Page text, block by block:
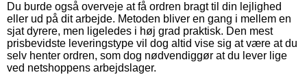
Du burde også overveje at få ordren bragt til din lejlighed
eller ud på dit arbejde. Metoden bliver en gang i mellem en
sjat dyrere, men ligeledes i høj grad praktisk. Den mest
prisbevidste leveringstype vil dog altid vise sig at være at du
selv henter ordren, som dog nødvendiggør at du lever lige
ved netshoppens arbejdslager.